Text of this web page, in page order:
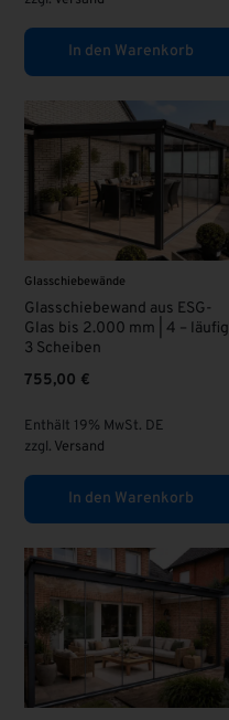
In den Warenkorb
Glasschiebewände
Glasschiebewand aus ESG-
Glas bis 2.000 mm | 4 – läufig |
3 Scheiben
755,00 €
Enthält 19% MwSt. DE
zzgl. Versand
In den Warenkorb